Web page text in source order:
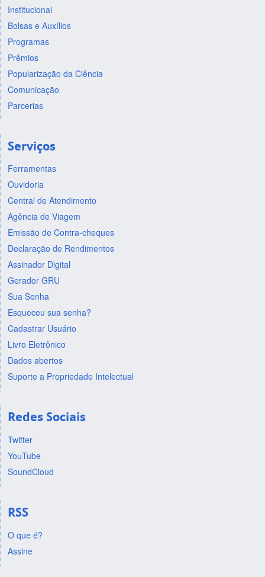
Institucional
Bolsas e Auxílios
Programas
Prêmios
Popularização da Ciência
Comunicação
Parcerias
Serviços
Ferramentas
Ouvidoria
Central de Atendimento
Agência de Viagem
Emissão de Contra-cheques
Declaração de Rendimentos
Assinador Digital
Gerador GRU
Sua Senha
Esqueceu sua senha?
Cadastrar Usuário
Livro Eletrônico
Dados abertos
Suporte a Propriedade Intelectual
Redes Sociais
Twitter
YouTube
SoundCloud
RSS
O que é?
Assine